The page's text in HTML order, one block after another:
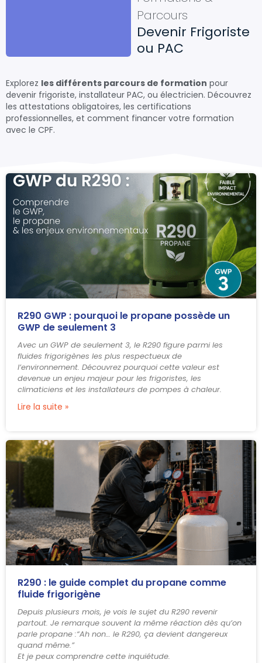
Parcours
Devenir Frigoriste
ou PAC
Explorez les différents parcours de formation pour
devenir frigoriste, installateur PAC, ou électricien. Découvrez
les attestations obligatoires, les certifications
professionnelles, et comment financer votre formation
avec le CPF.
R290 GWP : pourquoi le propane possède un
GWP de seulement 3
Avec un GWP de seulement 3, le R290 figure parmi les
fluides frigorigènes les plus respectueux de
l’environnement. Découvrez pourquoi cette valeur est
devenue un enjeu majeur pour les frigoristes, les
climaticiens et les installateurs de pompes à chaleur.
Lire la suite »
R290 : le guide complet du propane comme
fluide frigorigène
Depuis plusieurs mois, je vois le sujet du R290 revenir
partout. Je remarque souvent la même réaction dès qu’on
parle propane :“Ah non… le R290, ça devient dangereux
quand même.”
Et je peux comprendre cette inquiétude.